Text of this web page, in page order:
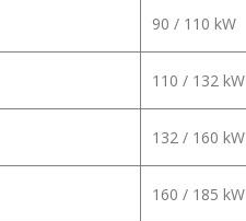
90 / 110 kW
110 / 132 kW
132 / 160 kW
160 / 185 kW